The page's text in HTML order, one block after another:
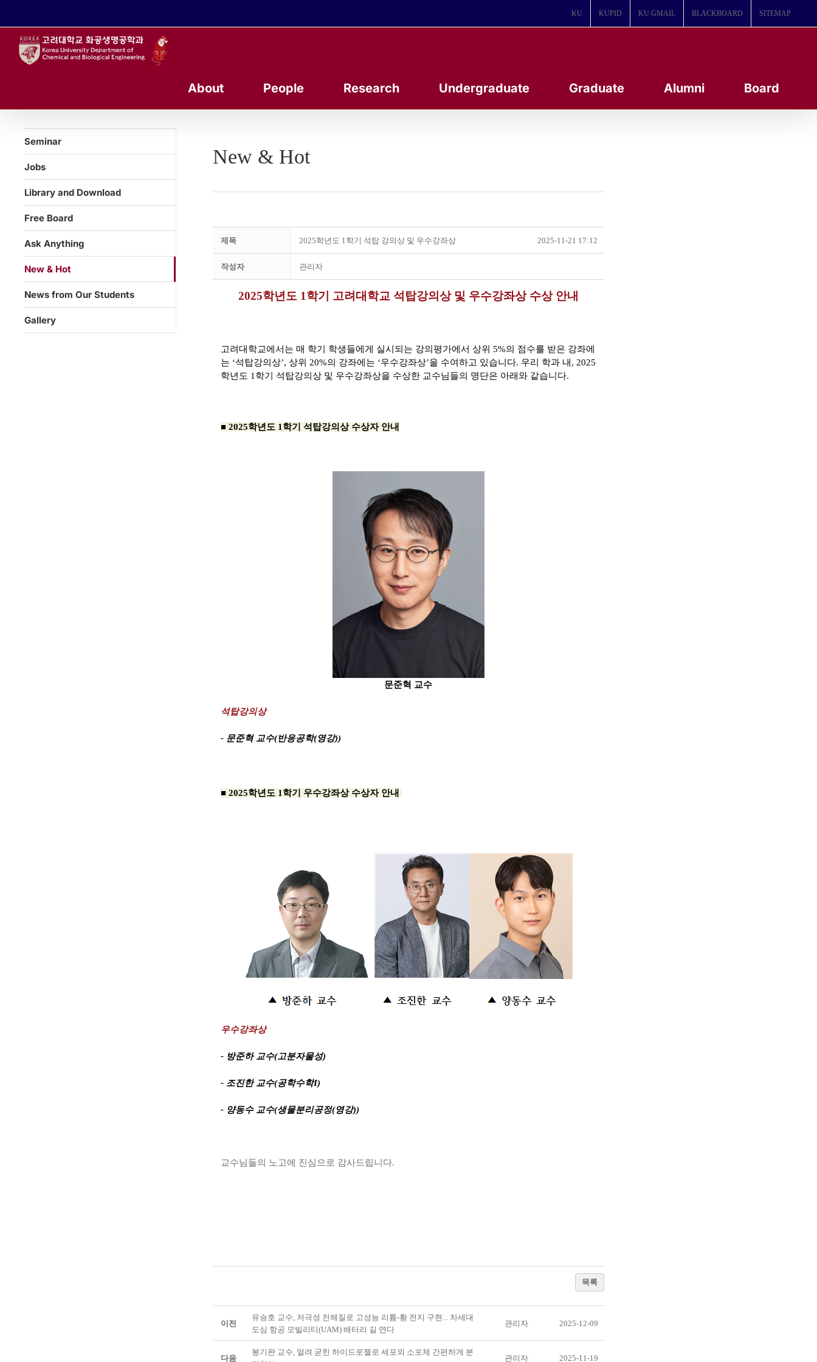
KU KUPID KU GMAIL BLACKBOARD SITEMAP
About People Research Undergraduate Graduate Alumni Board
New & Hot
제목 2025학년도 1학기 석탑 강의상 및 우수강좌상 2025-11-21 17:12
작성자 관리자
2025학년도 1학기 고려대학교 석탑강의상 및 우수강좌상 수상 안내
고려대학교에서는 매 학기 학생들에게 실시되는 강의평가에서 상위 5%의 점수를 받은 강좌에
는 ‘석탑강의상’, 상위 20%의 강좌에는 ‘우수강좌상’을 수여하고 있습니다. 우리 학과 내, 2025
학년도 1학기 석탑강의상 및 우수강좌상을 수상한 교수님들의 명단은 아래와 같습니다.
■ 2025학년도 1학기 석탑강의상 수상자 안내
문준혁 교수
석탑강의상
- 문준혁 교수(반응공학(영강))
■ 2025학년도 1학기 우수강좌상 수상자 안내
우수강좌상
- 방준하 교수(고분자물성)
- 조진한 교수(공학수학I)
- 양동수 교수(생물분리공정(영강))
교수님들의 노고에 진심으로 감사드립니다.
목록
이전
유승호 교수, 저극성 전해질로 고성능 리튬-황 전지 구현... 차세대
도심 항공 모빌리티(UAM) 배터리 길 연다
관리자 2025-12-09
다음
봉기완 교수, 얼려 굳힌 하이드로젤로 세포외 소포체 간편하게 분
관리자 2025-11-19
Seminar
Jobs
Library and Download
Free Board
Ask Anything
New & Hot
News from Our Students
Gallery